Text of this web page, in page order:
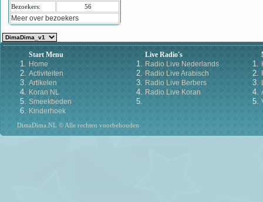
Bezoekers:
56
Meer over bezoekers
Start Menu
Home
Activiteiten
Artikelen
Koran NL
Smeekbeden
Kinderhoek
Live Radio's
Radio Live Nederlands
Radio Live Arabisch
Radio Live Berbers
Radio Live Koran
DimaDima.NL © Alle rechten voorbehouden